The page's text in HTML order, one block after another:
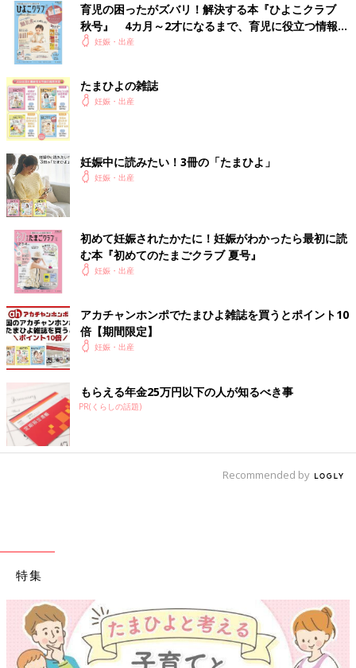
育児の困ったがズバリ！解決する本『ひよこクラブ
秋号』 4カ月～2才になるまで、育児に役立つ情報が
いっぱい！
妊娠・出産
たまひよの雑誌
妊娠・出産
妊娠中に読みたい！3冊の「たまひよ」
妊娠・出産
初めて妊娠されたかたに！妊娠がわかったら最初に読
む本『初めてのたまごクラブ 夏号』
妊娠・出産
アカチャンホンポでたまひよ雑誌を買うとポイント10
倍【期間限定】
妊娠・出産
もらえる年金25万円以下の人が知るべき事
PR(くらしの話題)
Recommended by
特集